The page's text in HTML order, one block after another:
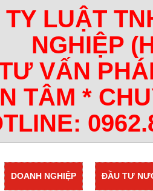
TY LUẬT
NGHIỆP
VẤN
TÂM *
ĐẦU TƯ
DOANH NGHIỆP